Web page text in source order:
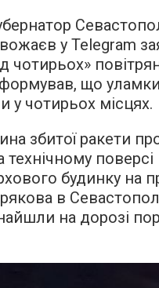
у Telegram
чотирьох»
що
у чотирьох місцях.
збитої ракети
технічному поверсі
будинку на
в
на дорозі